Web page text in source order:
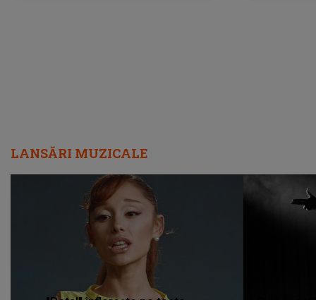
LANSĂRI MUZICALE